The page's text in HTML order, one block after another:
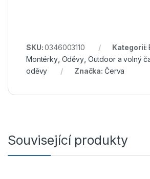
SKU:0346003110 Kategorií:
Montérky, Oděvy, Outdoor a volný
oděvy
Značka: Červa
Související produkty